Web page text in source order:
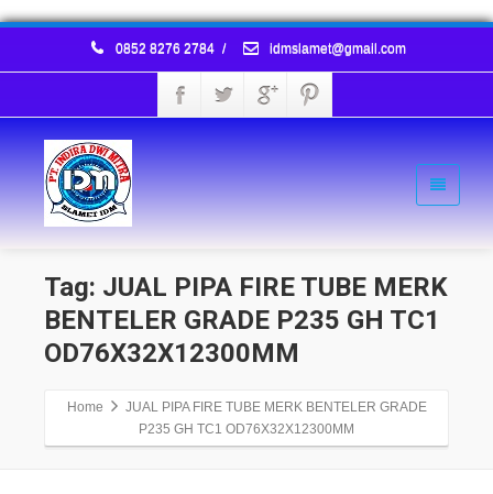
0852 8276 2784 / idmslamet@gmail.com
Tag: JUAL PIPA FIRE TUBE MERK
BENTELER GRADE P235 GH TC1
OD76X32X12300MM
Home
JUAL PIPA FIRE TUBE MERK BENTELER GRADE
P235 GH TC1 OD76X32X12300MM